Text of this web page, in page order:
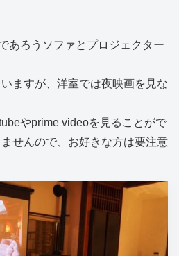
あろうソファとプロジェクター
ますが、洋室では夜映画を見な
やprime videoを見ることがで
せんので、お好きな方は要注意